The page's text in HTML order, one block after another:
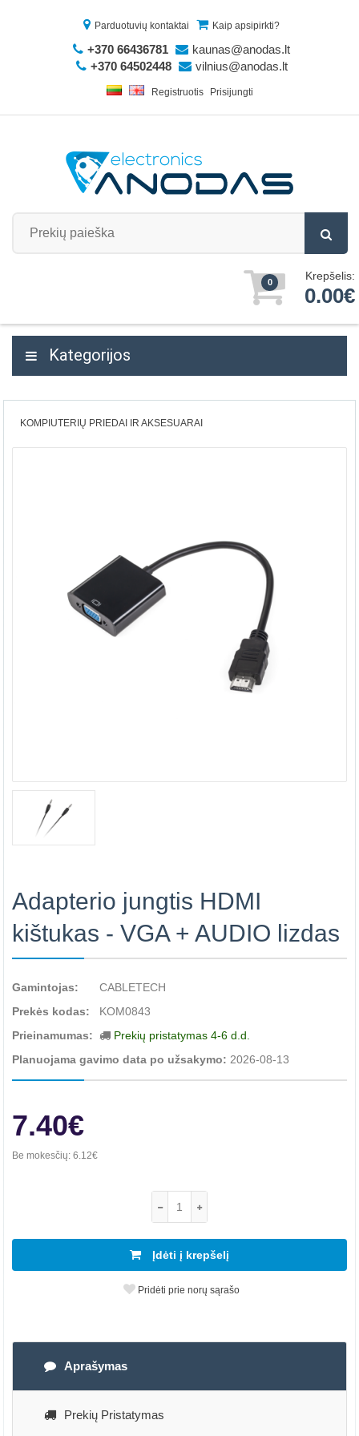
Parduotuvių kontaktai Kaip apsipirkti?
+370 66436781
kaunas@anodas.lt
+370 64502448
vilnius@anodas.lt
Registruotis Prisijungti
0 Krepšelis:
0.00€
Kategorijos
KOMPIUTERIŲ PRIEDAI IR AKSESUARAI
Adapterio jungtis HDMI
kištukas - VGA + AUDIO lizdas
Gamintojas:
CABLETECH
Prekės kodas:
KOM0843
Prieinamumas:
Prekių pristatymas 4-6 d.d.
Planuojama gavimo data po užsakymo: 2026-08-13
7.40€
Be mokesčių: 6.12€
Įdėti į krepšelį
Pridėti prie norų sąrašo
Aprašymas
Prekių Pristatymas